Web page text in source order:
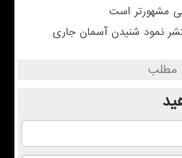
مشهورتر است
نمود شنیدن آسمان جاری
مطلب